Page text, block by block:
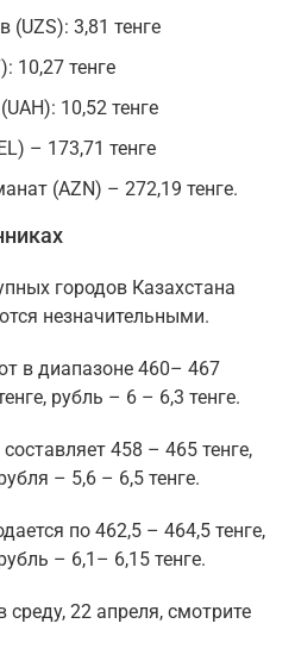
(UZS): 3,81 тенге
10,27 тенге
10,52 тенге
– 173,71 тенге
(AZN) – 272,19 тенге.
городов Казахстана
незначительными.
в диапазоне 460– 467
рубль – 6 – 6,3 тенге.
458 – 465 тенге,
– 5,6 – 6,5 тенге.
по 462,5 – 464,5 тенге,
– 6,1– 6,15 тенге.
22 апреля, смотрите